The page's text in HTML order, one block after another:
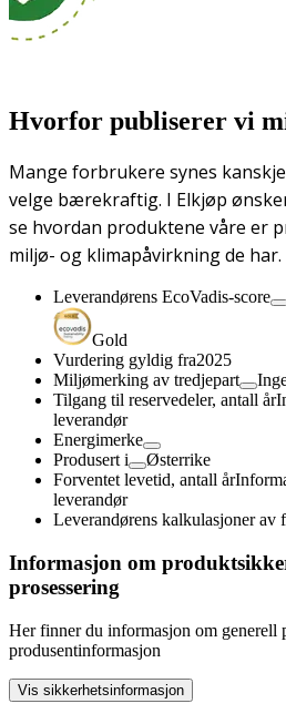
Hvorfor publiserer vi
Mange forbrukere synes
velge bærekraftig. I Elkjøp
se hvordan produktene våre er
miljø- og klimapåvirkning de har.
Leverandørens EcoVadis-score
Gold
Vurdering gyldig fra2025
Miljømerking av tredjepart
Tilgang til reservedeler, antall år
leverandør
Energimerke
Produsert i
Østerrike
Forventet levetid, antall år
leverandør
Leverandørens kalkulasjoner av
Informasjon om
prosessering
Her finner du informasjon om generell
produsentinformasjon
Vis sikkerhetsinformasjon